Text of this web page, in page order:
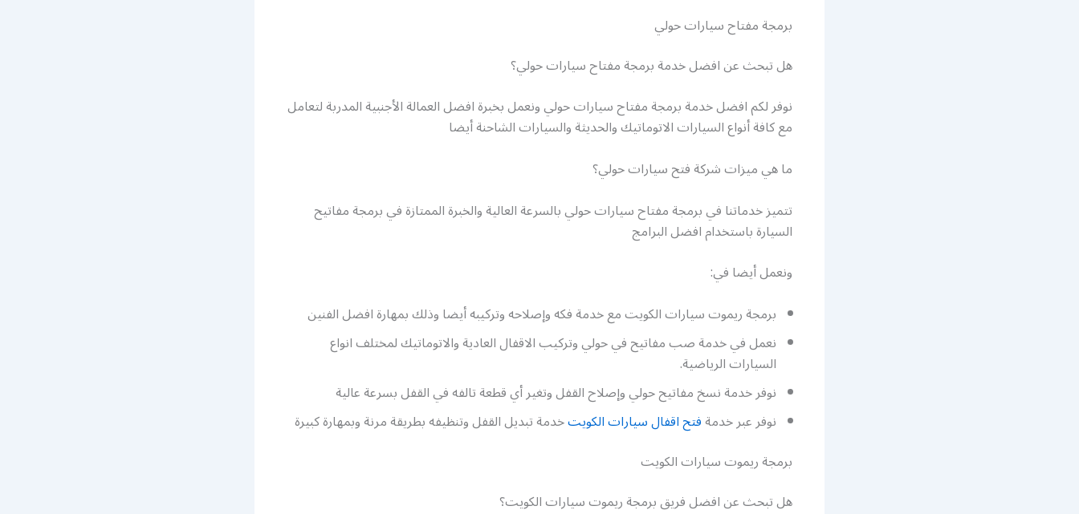
برمجة مفتاح سيارات حولي
هل تبحث عن افضل خدمة برمجة مفتاح سيارات حولي؟
نوفر لكم افضل خدمة برمجة مفتاح سيارات حولي ونعمل بخبرة افضل العمالة الأجنبية المدربة لتعامل
مع كافة أنواع السيارات الاتوماتيك والحديثة والسيارات الشاحنة أيضا
ما هي ميزات شركة فتح سيارات حولي؟
تتميز خدماتنا في برمجة مفتاح سيارات حولي بالسرعة العالية والخبرة الممتازة في برمجة مفاتيح
السيارة باستخدام افضل البرامج
ونعمل أيضا في:
برمجة ريموت سيارات الكويت مع خدمة فكه وإصلاحه وتركيبه أيضا وذلك بمهارة افضل الفنين
نعمل في خدمة صب مفاتيح في حولي وتركيب الاقفال العادية والاتوماتيك لمختلف انواع
السيارات الرياضية.
نوفر خدمة نسخ مفاتيح حولي وإصلاح القفل وتغير أي قطعة تالفه في القفل بسرعة عالية
نوفر عبر خدمةفتح اقفال سيارات الكويتخدمة تبديل القفل وتنظيفه بطريقة مرنة وبمهارة كبيرة
برمجة ريموت سيارات الكويت
هل تبحث عن افضل فريق برمجة ريموت سيارات الكويت؟